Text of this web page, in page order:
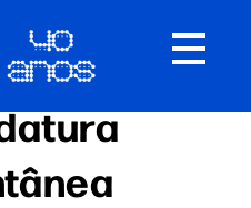
Toggle